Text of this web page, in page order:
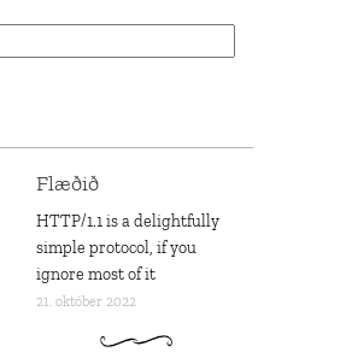
Flæðið
HTTP/1.1 is a delightfully
simple protocol, if you
ignore most of it
21. október 2022